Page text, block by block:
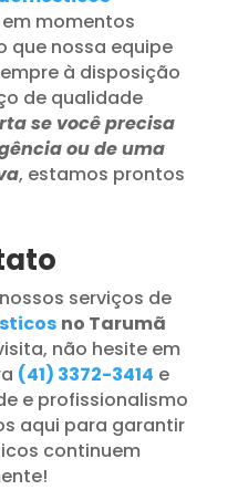
momentos
que nossa equipe
à disposição
de qualidade
se você precisa
ou de uma
, estamos prontos
serviços de
no Tarumã
não hesite em
(41) 3372-3414 e
e profissionalismo
aqui para garantir
continuem